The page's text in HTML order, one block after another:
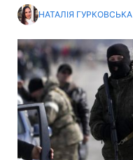
НАТАЛІЯ ГУРКОВСЬКА